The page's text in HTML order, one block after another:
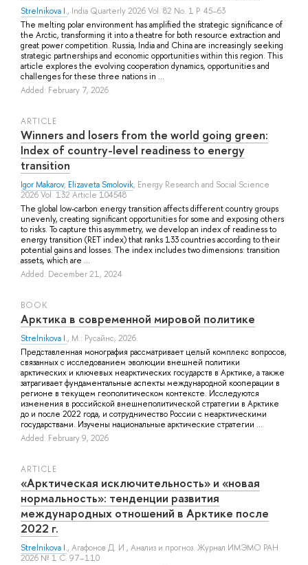
Strelnikova I., India Quarterly 2026 Vol. 82 No. 1 P. 45–63
The melting polar environment has amplified the strategic significance of
the Arctic, transforming it into a theatre for both resource extraction and
great power competition. Russia, India and China are increasingly seeking
strategic partnerships and economic opportunities within this region. This
article explores the evolving cooperation dynamics, opportunities and
challenges for these three nations in ...
Added: February 7, 2026
ARTICLE
Winners and losers from the world going green:
Index of country-level readiness to energy
transition
Igor Makarov, Elizaveta Smolovik, Energy Research and Social Science
2026 Vol. 132 Article 104548
The global low-carbon energy transition affects different country groups
unevenly, creating significant opportunities for some and exposing others
to risks. To capture this asymmetry, we develop an index of readiness to
energy transition (RET index) that ranks 133 countries according to their
potential gains and losses. The index includes two dimensions: transition
assets, which are ...
Added: December 21, 2024
BOOK
Арктика в современной мировой политике
Strelnikova I., М.: Русайнс, 2026.
Представленная монография рассматривает целый комплекс вопросов,
связанных с исследованием эволюции внешней политики
арктических и ключевых неарктических государств в Арктике, а также
затрагивает фундаментальные аспекты международной кооперации в
регионе в текущем геополитическом контексте. Исследуются
изменения в российской внешнеполитической стратегии в Арктике
до и после 2022 года, и сотрудничество России с неарктическими
государствами. Изучены национальные арктические стратегии ...
Added: February 9, 2026
ARTICLE
«Арктическая исключительность» и «новая
нормальность»: тенденции развития
международных отношений в Арктике после
2022 г.
Strelnikova I., Агафонов Д. И., Анализ и прогноз. Журнал ИМЭМО РАН
2026 № 1 С. 97–110